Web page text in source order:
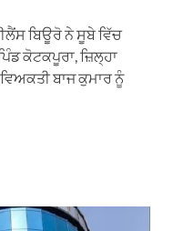
ਬਿਊਰੋ ਨੇ ਸੂਬੇ ਵਿੱਚ
ਕੋਟਕਪੂਰਾ, ਜ਼ਿਲ੍ਹਾ
ਬਾਜ ਕੁਮਾਰ ਨੂੰ